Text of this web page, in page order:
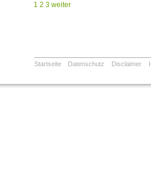
1 2 3 weiter
Startseite Datenschutz Disclaimer